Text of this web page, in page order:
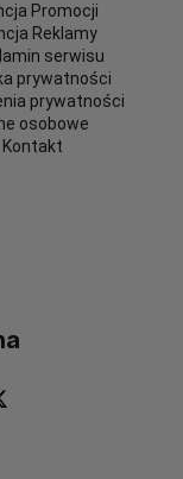
Promocji
Reklamy
serwisu
prywatności
prywatności
osobowe
Kontakt